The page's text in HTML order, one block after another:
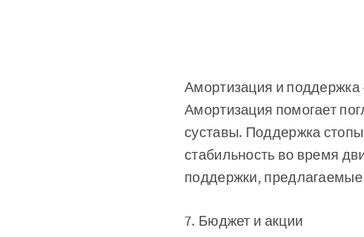
Амортизация и поддержка
Амортизация помогает
суставы. Поддержка
стабильность во время
поддержки,
7. Бюджет и акции